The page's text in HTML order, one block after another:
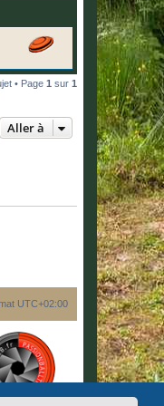
• Page 1 sur 1
Aller à
UTC+02:00